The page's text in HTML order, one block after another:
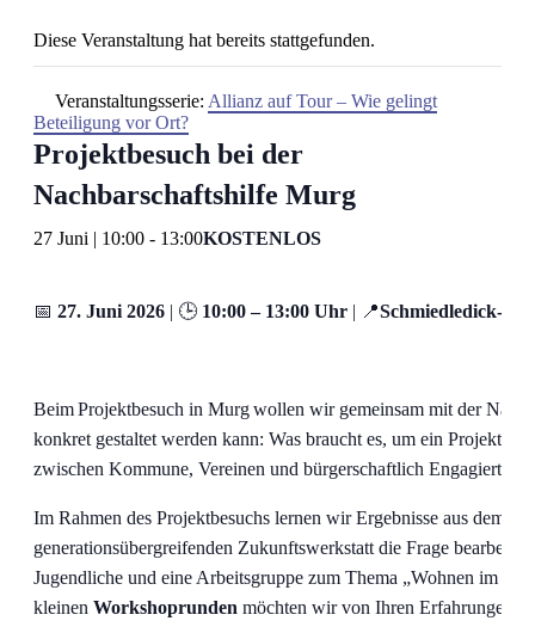
Diese Veranstaltung hat bereits stattgefunden.
Veranstaltungsserie: Allianz auf Tour – Wie gelingt
Beteiligung vor Ort?
Projektbesuch bei der
Nachbarschaftshilfe Murg
27 Juni | 10:00 - 13:00KOSTENLOS
📅 27. Juni 2026 | 🕒 10:00 – 13:00 Uhr | 📍Schmiedledick-
Beim Projektbesuch in Murg wollen wir gemeinsam mit der
konkret gestaltet werden kann: Was braucht es, um ein Projekt
zwischen Kommune, Vereinen und bürgerschaftlich Engagierten
Im Rahmen des Projektbesuchs lernen wir Ergebnisse aus dem
generationsübergreifenden Zukunftswerkstatt die Frage
Jugendliche und eine Arbeitsgruppe zum Thema „Wohnen im
kleinen Workshoprunden möchten wirvon Ihren Erfahrungen